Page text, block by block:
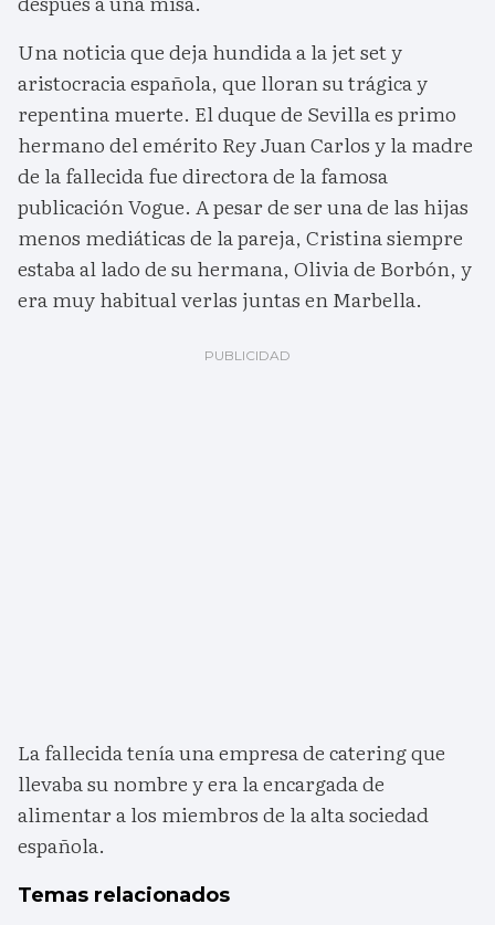
Una noticia que deja hundida a la jet set y
aristocracia española, que lloran su trágica y
repentina muerte. El duque de Sevilla es primo
hermano del emérito Rey Juan Carlos y la madre
de la fallecida fue directora de la famosa
publicación Vogue. A pesar de ser una de las hijas
menos mediáticas de la pareja, Cristina siempre
estaba al lado de su hermana, Olivia de Borbón, y
era muy habitual verlas juntas en Marbella.
La fallecida tenía una empresa de catering que
llevaba su nombre y era la encargada de
alimentar a los miembros de la alta sociedad
española.
Temas relacionados